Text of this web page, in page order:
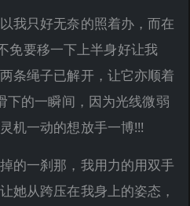
我只好无奈的照着办，而在
免要移一下上半身好让我
条绳子已解开，让它亦顺着
下的一瞬间，因为光线微弱
机一动的想放手一博!!!
的一刹那，我用力的用双手
她从跨压在我身上的姿态，